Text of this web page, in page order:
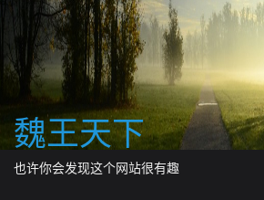
content
魏王天下
也许你会发现这个网站很有趣